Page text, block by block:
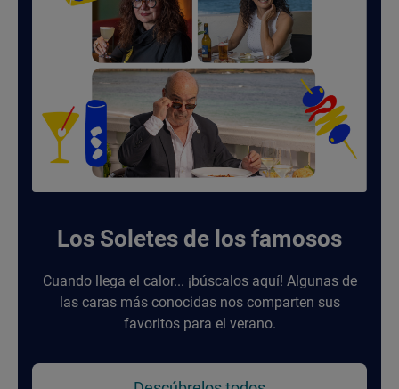
Los Soletes de los famosos
Cuando llega el calor... ¡búscalos aquí! Algunas de
las caras más conocidas nos comparten sus
favoritos para el verano.